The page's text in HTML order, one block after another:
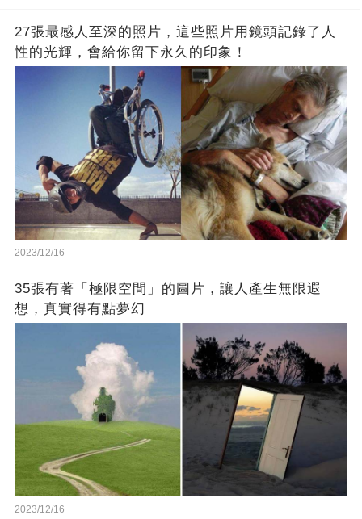
27張最感人至深的照片，這些照片用鏡頭記錄了人
性的光輝，會給你留下永久的印象！
2023/12/16
35張有著「極限空間」的圖片，讓人產生無限遐
想，真實得有點夢幻
2023/12/16